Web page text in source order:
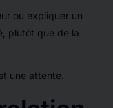
ou expliquer un
plutôt que de la
une attente.